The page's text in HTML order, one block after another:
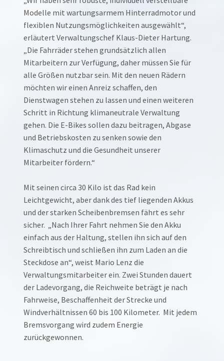
Modelle mit wartungsarmem Hinterradmotor und
flexiblen Nutzungsmöglichkeiten ausgewählt“,
erläutert Verwaltungschef Klaus-Dieter Hartung.
„Die Fahrräder stehen grundsätzlich allen
Mitarbeitern zur Verfügung, daher müssen Sie für
alle Größen nutzbar sein. Mit den neuen Rädern
möchten wir einen Anreiz schaffen, den
Dienstwagen stehen zu lassen und einen weiteren
Schritt in Richtung klimaneutrale Verwaltung
gehen. Die E-Bikes sollen dazu beitragen, Abgase
und Betriebskosten zu senken sowie den
Klimaschutz und die Gesundheit unserer
Mitarbeiter fördern.“
Mit seinen circa 30 Kilo ist das Rad kein
Leichtgewicht, aber dank des tief liegenden Akkus
und der starken Scheibenbremsen fährt es sehr
sicher. „Nach Ihrer Fahrt nehmen Sie den Akku
einfach aus der Haltung, stellen ihn sich auf den
Schreibtisch und schließen ihn zum Laden an die
Steckdose an“, weist Mario Lenz die
Verwaltungsmitarbeiter ein. Zwei Stunden dauert
der Ladevorgang, die Reichweite beträgt je nach
Fahrweise, Beschaffenheit der Strecke und
Windverhältnissen 60 bis 100 Kilometer. Mit jedem
Bremsvorgang wird zudem Energie
zurückgewonnen.